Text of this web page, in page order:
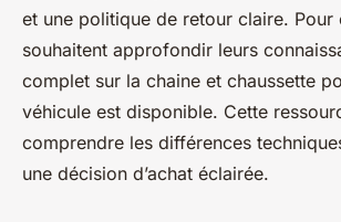
et une politique de retour claire. Pour
souhaitent approfondir leurs
complet sur la chaine et chaussette
véhicule est disponible. Cette
comprendre les différences
une décision d’achat éclairée.